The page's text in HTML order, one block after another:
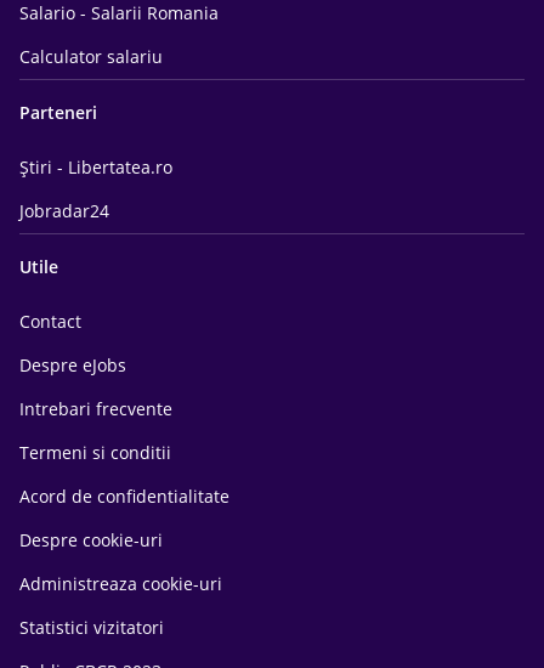
Salario - Salarii Romania
Calculator salariu
Parteneri
Știri - Libertatea.ro
Jobradar24
Utile
Contact
Despre eJobs
Intrebari frecvente
Termeni si conditii
Acord de confidentialitate
Despre cookie-uri
Administreaza cookie-uri
Statistici vizitatori